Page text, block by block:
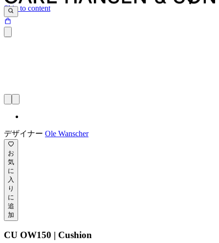
Skip to content
デザイナー Ole Wanscher
お
気
に
入
り
に
追
加
CU OW150 | Cushion